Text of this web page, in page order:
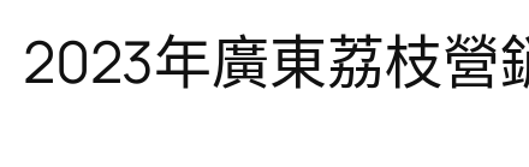
2023年廣東荔枝營